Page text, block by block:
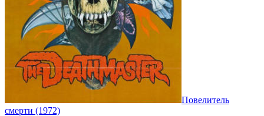
Повелитель
смерти (1972)